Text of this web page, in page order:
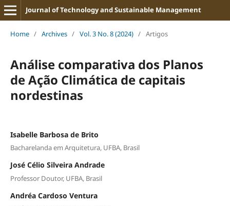
Journal of Technology and Sustainable Management
Home / Archives / Vol. 3 No. 8 (2024) / Artigos
Análise comparativa dos Planos
de Ação Climática de capitais
nordestinas
Isabelle Barbosa de Brito
Bacharelanda em Arquitetura, UFBA, Brasil
José Célio Silveira Andrade
Professor Doutor, UFBA, Brasil
Andréa Cardoso Ventura